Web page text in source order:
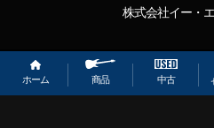
ホーム 商品 中古
株式会社イー・
Copyright 2026【ESP直営】
ベース). All